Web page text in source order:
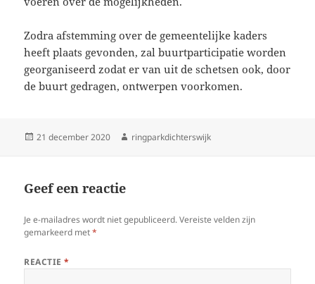
Zodra afstemming over de gemeentelijke kaders
heeft plaats gevonden, zal buurtparticipatie worden
georganiseerd zodat er van uit de schetsen ook, door
de buurt gedragen, ontwerpen voorkomen.
Geplaatst
21 december 2020 Auteur
ringparkdichterswijk
Geef een reactie
Je e-mailadres wordt niet gepubliceerd. Vereiste velden zijn
gemarkeerd met*
REACTIE*